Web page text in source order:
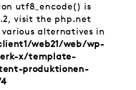
utf8_encode() is
visit the php.net
alternatives in
web21/web/wp-
x/template-
produktionen-